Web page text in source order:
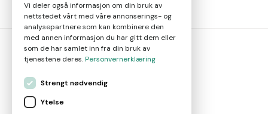
Vi deler også informasjon om din bruk av
nettstedet vårt med våre annonserings- og
analysepartnere som kan kombinere den
med annen informasjon du har gitt dem eller
som de har samlet inn fra din bruk av
tjenestene deres.Personvernerklæring
Strengt nødvendig
Ytelse